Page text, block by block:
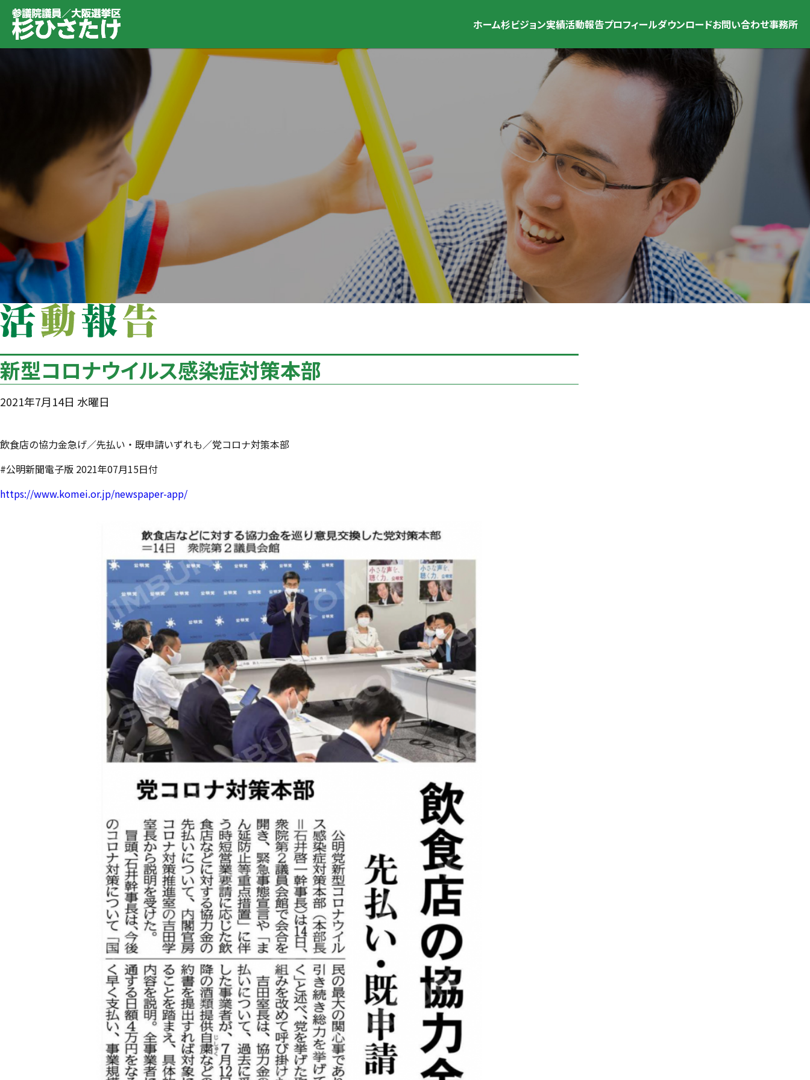
ホーム杉ビジョン実績活動報告プロフィールダウンロードお問い合わせ事務所
新型コロナウイルス感染症対策本部
2021年7月14日 水曜日
飲食店の協力金急げ／先払い・既申請いずれも／党コロナ対策本部
#公明新聞電子版 2021年07月15日付
https://www.komei.or.jp/newspaper-app/